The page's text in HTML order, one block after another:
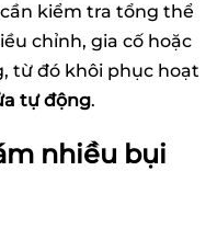
kiểm tra tổng thể
chỉnh, gia cố hoặc
từ đó khôi phục hoạt
tự động.
nhiều bụi